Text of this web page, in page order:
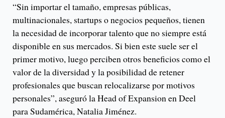
“Sin importar el tamaño, empresas públicas,
multinacionales, startups o negocios pequeños, tienen
la necesidad de incorporar talento que no siempre está
disponible en sus mercados. Si bien este suele ser el
primer motivo, luego perciben otros beneficios como el
valor de la diversidad y la posibilidad de retener
profesionales que buscan relocalizarse por motivos
personales”, aseguró la Head of Expansion en Deel
para Sudamérica, Natalia Jiménez.